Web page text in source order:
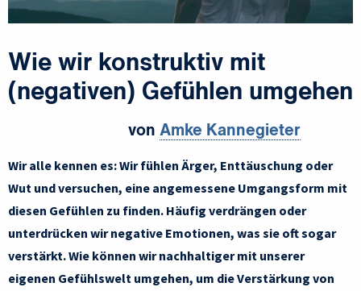
Wie wir konstruktiv mit
(negativen) Gefühlen umgehen
vonAmke Kannegieter
Wir alle kennen es: Wir fühlen Ärger, Enttäuschung oder
Wut und versuchen, eine angemessene Umgangsform mit
diesen Gefühlen zu finden. Häufig verdrängen oder
unterdrücken wir negative Emotionen, was sie oft sogar
verstärkt. Wie können wir nachhaltiger mit unserer
eigenen Gefühlswelt umgehen, um die Verstärkung von